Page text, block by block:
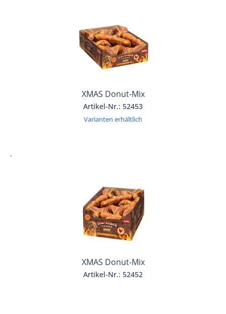
XMAS Donut-Mix
Artikel-Nr.: 52453
Varianten erhältlich
.
XMAS Donut-Mix
Artikel-Nr.: 52452